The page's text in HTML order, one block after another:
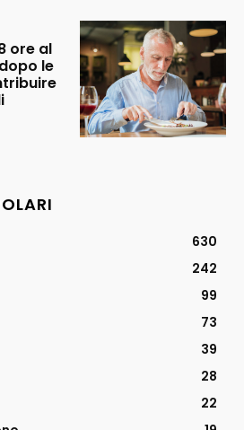
ore al
le
630
242
99
73
39
28
22